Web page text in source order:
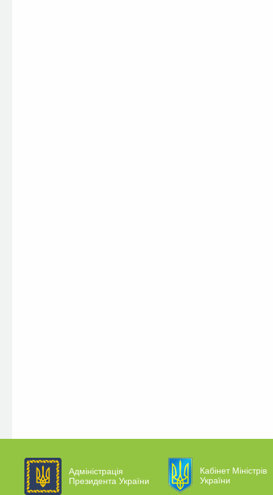
Адміністрація
Президента України
Кабінет Міністрів
України